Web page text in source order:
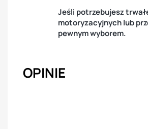
Jeśli potrzebujesz
motoryzacyjnych lub
pewnym wyborem.
OPINIE